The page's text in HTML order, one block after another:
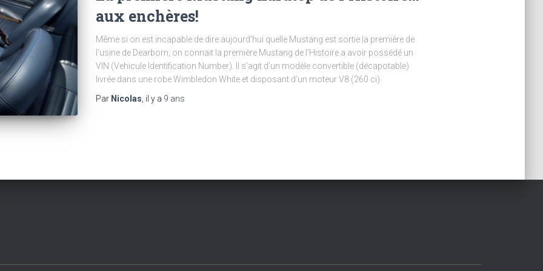
aux enchères!
Même si on est incapable de dire aujourd’hui quelle Mustang est sortie la première de
l’usine de Dearborn, on connait la première Mustang de l’Histoire a avoir possédé un
VIN (Vehicule Identification Number). Il s’agit d’un modèle convertible (décapotable)
livrée dans une robe Wimbledon White et disposant d’un moteur V8 (260 ci).
Par Nicolas , il y a 9 ans